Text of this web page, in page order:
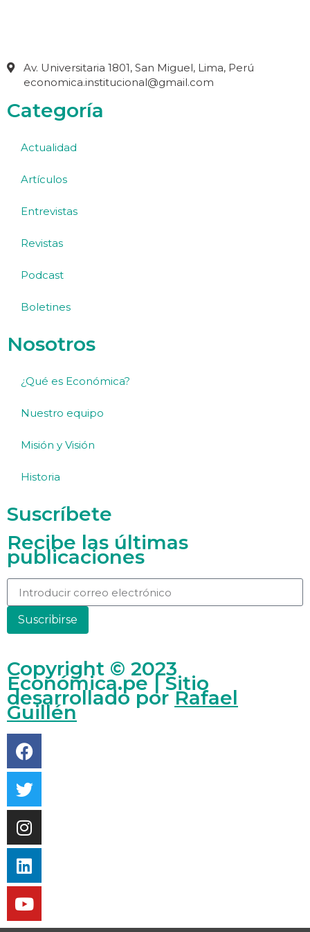
Av. Universitaria 1801, San Miguel, Lima, Perú
economica.institucional@gmail.com
Categoría
Actualidad
Artículos
Entrevistas
Revistas
Podcast
Boletines
Nosotros
¿Qué es Económica?
Nuestro equipo
Misión y Visión
Historia
Suscríbete
Recibe las últimas
publicaciones
Suscribirse
Copyright © 2023
Económica.pe | Sitio
desarrollado porRafael
Guillén